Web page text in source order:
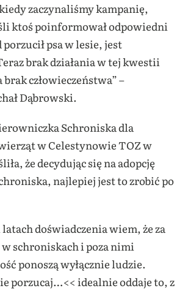
zaczynaliśmy kampanię,
ktoś poinformował odpowiedni
psa w lesie, jest
brak działania w tej kwestii
brak człowieczeństwa” –
Dąbrowski.
Schroniska dla
w Celestynowie TOZ w
że decydując się na adopcję
najlepiej jest to zrobić po
doświadczenia wiem, że za
w schroniskach i poza nimi
ponoszą wyłącznie ludzie.
porzucaj…<< idealnie oddaje to, z